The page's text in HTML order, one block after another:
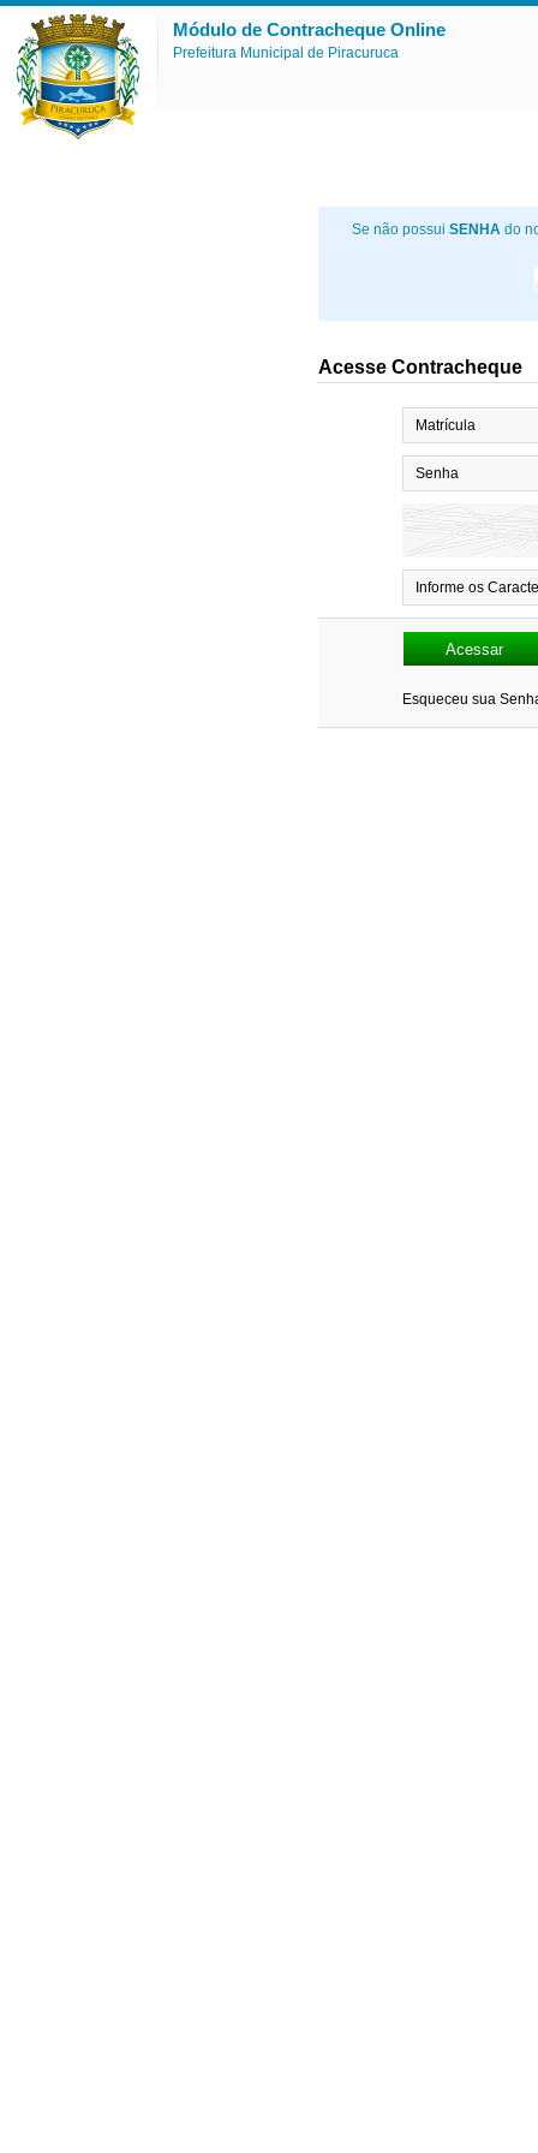
Módulo de Contracheque Online
Prefeitura Municipal de Piracuruca
Se não possui SENHA do
Acesse Contracheque
Matrícula
Senha
Informe os
Esqueceu sua